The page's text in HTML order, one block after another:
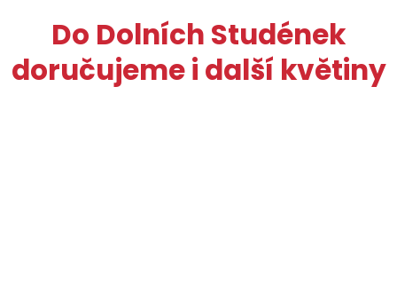
Do Dolních Studének
doručujeme i další květiny